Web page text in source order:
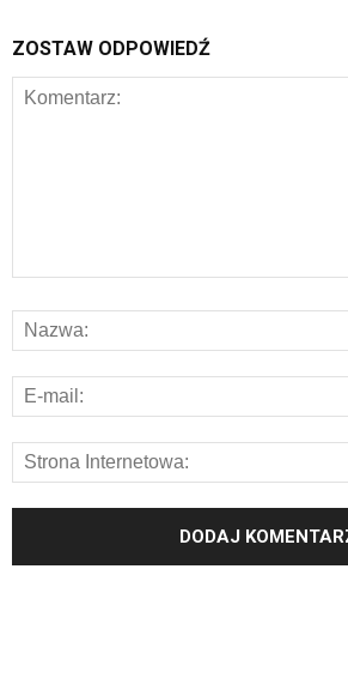
ZOSTAW ODPOWIEDŹ